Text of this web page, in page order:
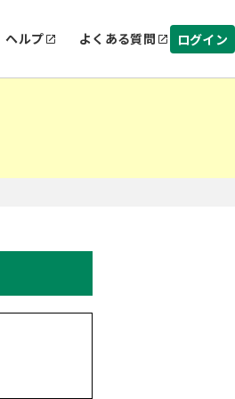
ヘルプ よくある質問 ログイン